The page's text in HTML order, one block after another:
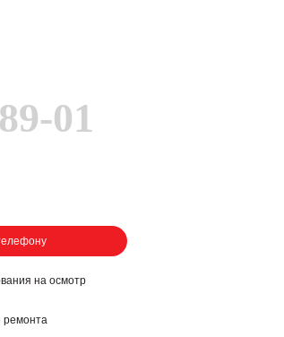
01
на осмотр
ремонта